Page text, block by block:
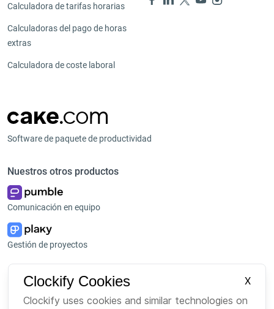
Calculadora de tarifas horarias
Calculadoras del pago de horas
extras
Calculadora de coste laboral
Software de paquete de productividad
Nuestros otros productos
Comunicación en equipo
Gestión de proyectos
Plataforma
Paquete Sobre nosotros
Clockify Cookies
X
Clockify uses cookies and similar technologies on